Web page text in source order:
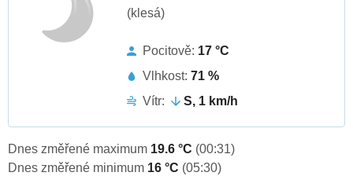
(klesá)
Pocitově: 17 °C
Vlhkost: 71 %
Vítr:
S, 1 km/h
Dnes změřené maximum 19.6 °C (00:31)
Dnes změřené minimum 16 °C (05:30)